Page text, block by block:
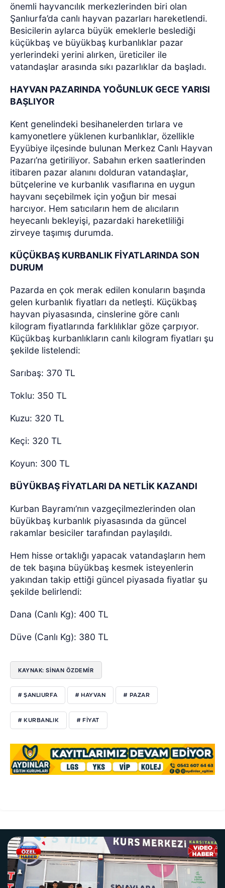
önemli hayvancılık merkezlerinden biri olan
Şanlıurfa’da canlı hayvan pazarları hareketlendi.
Besicilerin aylarca büyük emeklerle beslediği
küçükbaş ve büyükbaş kurbanlıklar pazar
yerlerindeki yerini alırken, üreticiler ile
vatandaşlar arasında sıkı pazarlıklar da başladı.
HAYVAN PAZARINDA YOĞUNLUK GECE YARISI
BAŞLIYOR
Kent genelindeki besihanelerden tırlara ve
kamyonetlere yüklenen kurbanlıklar, özellikle
Eyyübiye ilçesinde bulunan Merkez Canlı Hayvan
Pazarı’na getiriliyor. Sabahın erken saatlerinden
itibaren pazar alanını dolduran vatandaşlar,
bütçelerine ve kurbanlık vasıflarına en uygun
hayvanı seçebilmek için yoğun bir mesai
harcıyor. Hem satıcıların hem de alıcıların
heyecanlı bekleyişi, pazardaki hareketliliği
zirveye taşımış durumda.
KÜÇÜKBAŞ KURBANLIK FİYATLARINDA SON
DURUM
Pazarda en çok merak edilen konuların başında
gelen kurbanlık fiyatları da netleşti. Küçükbaş
hayvan piyasasında, cinslerine göre canlı
kilogram fiyatlarında farklılıklar göze çarpıyor.
Küçükbaş kurbanlıkların canlı kilogram fiyatları şu
şekilde listelendi:
Sarıbaş: 370 TL
Toklu: 350 TL
Kuzu: 320 TL
Keçi: 320 TL
Koyun: 300 TL
BÜYÜKBAŞ FİYATLARI DA NETLİK KAZANDI
Kurban Bayramı’nın vazgeçilmezlerinden olan
büyükbaş kurbanlık piyasasında da güncel
rakamlar besiciler tarafından paylaşıldı.
Hem hisse ortaklığı yapacak vatandaşların hem
de tek başına büyükbaş kesmek isteyenlerin
yakından takip ettiği güncel piyasada fiyatlar şu
şekilde belirlendi:
Dana (Canlı Kg): 400 TL
Düve (Canlı Kg): 380 TL
KAYNAK: SİNAN ÖZDEMİR
# ŞANLIURFA # HAYVAN # PAZAR
# KURBANLIK # FİYAT